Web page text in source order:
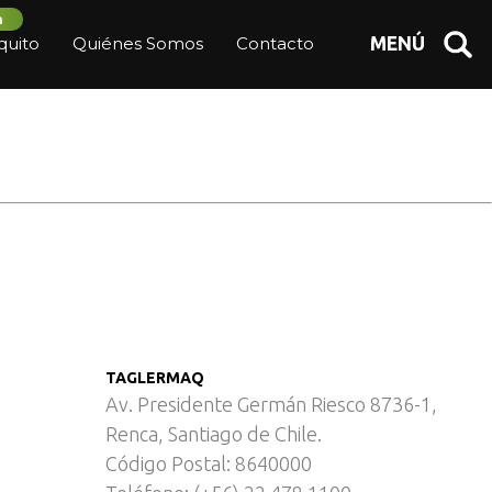
Quiénes Somos Contacto MENÚ
TAGLERMAQ
Av. Presidente Germán Riesco 8736-1,
Renca, Santiago de Chile.
Código Postal: 8640000